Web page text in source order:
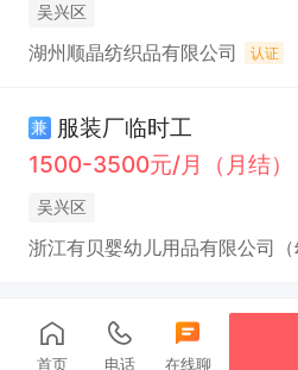
吴兴区
湖州顺晶纺织品有限公司 认证
兼 服装厂临时工
1500-3500元/月（月结）
吴兴区
浙江有贝婴幼儿用品有限公司（
首页 电话 在线聊